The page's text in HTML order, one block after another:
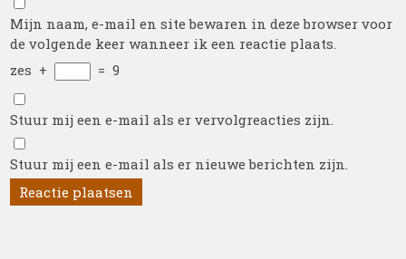
Mijn naam, e-mail en site bewaren in deze browser voor
de volgende keer wanneer ik een reactie plaats.
zes + = 9
Stuur mij een e-mail als er vervolgreacties zijn.
Stuur mij een e-mail als er nieuwe berichten zijn.